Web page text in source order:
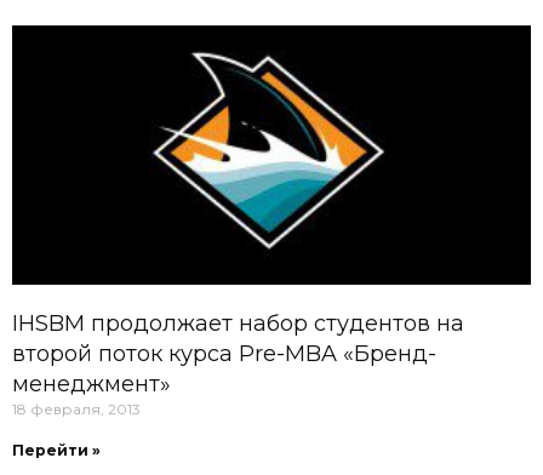
IHSBM продолжает набор студентов на
второй поток курса Pre-MBA «Бренд-
менеджмент»
18 февраля, 2013
Перейти »